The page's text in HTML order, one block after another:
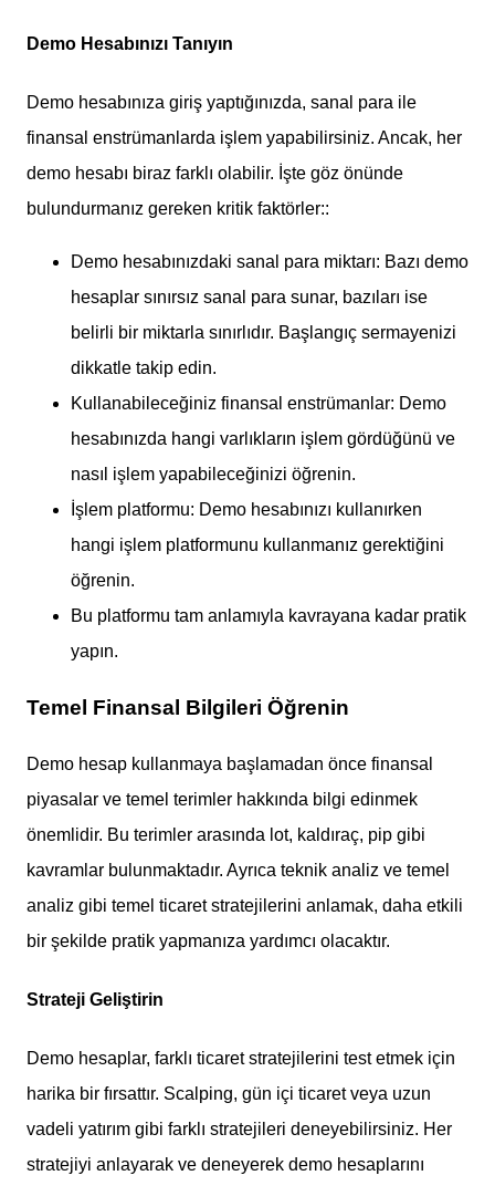
Demo Hesabınızı Tanıyın
Demo hesabınıza giriş yaptığınızda, sanal para ile
finansal enstrümanlarda işlem yapabilirsiniz. Ancak, her
demo hesabı biraz farklı olabilir. İşte göz önünde
bulundurmanız gereken kritik faktörler::
Demo hesabınızdaki sanal para miktarı: Bazı demo
hesaplar sınırsız sanal para sunar, bazıları ise
belirli bir miktarla sınırlıdır. Başlangıç sermayenizi
dikkatle takip edin.
Kullanabileceğiniz finansal enstrümanlar: Demo
hesabınızda hangi varlıkların işlem gördüğünü ve
nasıl işlem yapabileceğinizi öğrenin.
İşlem platformu: Demo hesabınızı kullanırken
hangi işlem platformunu kullanmanız gerektiğini
öğrenin.
Bu platformu tam anlamıyla kavrayana kadar pratik
yapın.
Temel Finansal Bilgileri Öğrenin
Demo hesap kullanmaya başlamadan önce finansal
piyasalar ve temel terimler hakkında bilgi edinmek
önemlidir. Bu terimler arasında lot, kaldıraç, pip gibi
kavramlar bulunmaktadır. Ayrıca teknik analiz ve temel
analiz gibi temel ticaret stratejilerini anlamak, daha etkili
bir şekilde pratik yapmanıza yardımcı olacaktır.
Strateji Geliştirin
Demo hesaplar, farklı ticaret stratejilerini test etmek için
harika bir fırsattır. Scalping, gün içi ticaret veya uzun
vadeli yatırım gibi farklı stratejileri deneyebilirsiniz. Her
stratejiyi anlayarak ve deneyerek demo hesaplarını